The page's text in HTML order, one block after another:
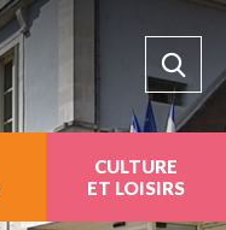
CULTURE
ET LOISIRS